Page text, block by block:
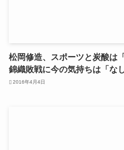
松岡修造、スポーツと炭酸は
錦織敗戦に今の気持ちは「なし
2016年4月4日